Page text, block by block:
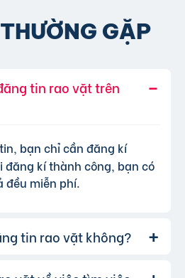
GẶP
tin rao vặt trên
bạn chỉ cần đăng kí
đăng kí thành công, bạn có
đều miễn phí.
tin rao vặt không?